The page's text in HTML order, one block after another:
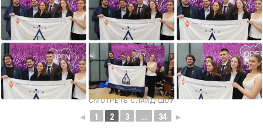
СМОТРЕТЬ СЛАЙД-ШОУ
◄ 1 2 3 ... 34 ►